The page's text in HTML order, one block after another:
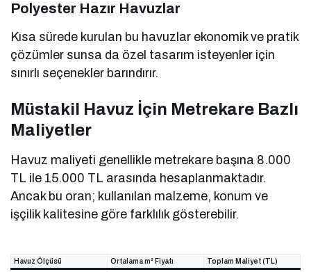
Polyester Hazır Havuzlar
Kısa sürede kurulan bu havuzlar ekonomik ve pratik
çözümler sunsa da özel tasarım isteyenler için
sınırlı seçenekler barındırır.
Müstakil Havuz İçin Metrekare Bazlı
Maliyetler
Havuz maliyeti genellikle metrekare başına 8.000
TL ile 15.000 TL arasında hesaplanmaktadır.
Ancak bu oran; kullanılan malzeme, konum ve
işçilik kalitesine göre farklılık gösterebilir.
Havuz Ölçüsü Ortalama m² Fiyatı
Toplam Maliyet (TL)